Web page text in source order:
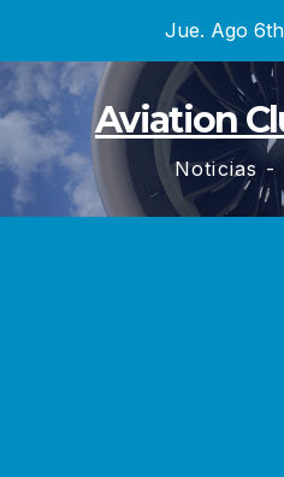
contenido
Jue. Ago
Aviation
Noticias -